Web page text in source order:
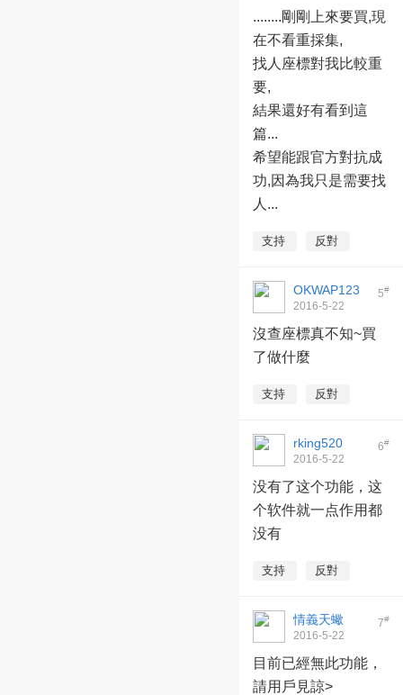
........剛剛上來要買,現
在不看重採集,
找人座標對我比較重
要,
結果還好有看到這
篇...
希望能跟官方對抗成
功,因為我只是需要找
人...
支持 反對
5#
OKWAP123
2016-5-22
沒查座標真不知~買
了做什麼
支持 反對
6#
rking520
2016-5-22
没有了这个功能，这
个软件就一点作用都
没有
支持 反對
7#
情義天蠍
2016-5-22
目前已經無此功能，
請用戶見諒>